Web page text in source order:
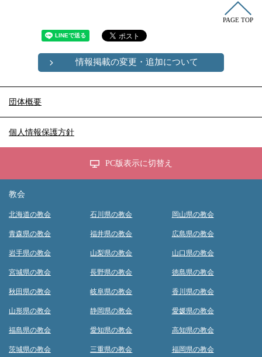
PAGE TOP
情報掲載の変更・追加について
団体概要
個人情報保護方針
PC版表示に切替え
教会
北海道の教会
青森県の教会
岩手県の教会
宮城県の教会
秋田県の教会
山形県の教会
福島県の教会
茨城県の教会
石川県の教会
福井県の教会
山梨県の教会
長野県の教会
岐阜県の教会
静岡県の教会
愛知県の教会
三重県の教会
岡山県の教会
広島県の教会
山口県の教会
徳島県の教会
香川県の教会
愛媛県の教会
高知県の教会
福岡県の教会